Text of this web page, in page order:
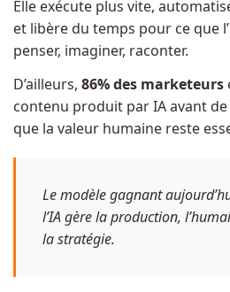
Elle exécute plus vite,
et libère du temps pour ce que
penser, imaginer, raconter.
D’ailleurs, 86% des marketeurs
contenu produit par IA avant
que la valeur humaine reste
Le modèle gagnant
l’IA gère la production,
la stratégie.